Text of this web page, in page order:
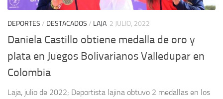
DEPORTES / DESTACADOS / LAJA 2 JULIO, 2022
Daniela Castillo obtiene medalla de oro y
plata en Juegos Bolivarianos Valledupar en
Colombia
Laja, julio de 2022; Deportista lajina obtuvo 2 medallas en los